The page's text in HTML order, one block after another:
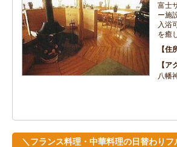
富士
ー施
入浴
を癒
住
ア
八幡
＼フランス料理・中華料理の日替わりフ